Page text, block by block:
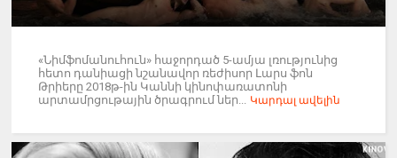
«Նիմֆոմանուհուն» հաջորդած 5-ամյա լռությունից
հետո դանիացի նշանավոր ռեժիսոր Լարս ֆոն
Թրիերը 2018թ-ին Կաննի կինոփառատոնի
արտամրցութային ծրագրում ներ... Կարդալ ավելին